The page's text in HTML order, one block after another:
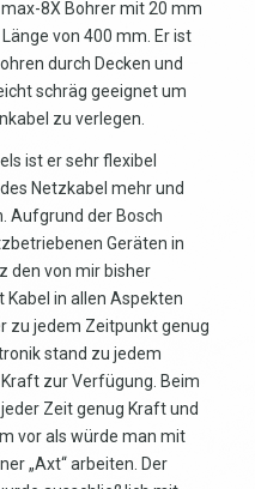
8X Bohrer mit 20 mm
von 400 mm. Er ist
durch Decken und
schräg geeignet um
zu verlegen.
ist er sehr flexibel
Netzkabel mehr und
Aufgrund der Bosch
Geräten in
den von mir bisher
Kabel in allen Aspekten
zu jedem Zeitpunkt genug
stand zu jedem
zur Verfügung. Beim
Zeit genug Kraft und
vor als würde man mit
„Axt“ arbeiten. Der